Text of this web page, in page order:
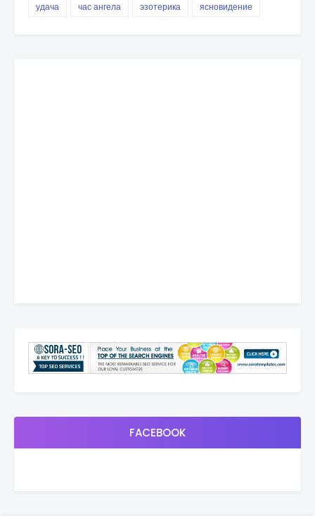
удача
час ангела эзотерика ясновидение
FACEBOOK